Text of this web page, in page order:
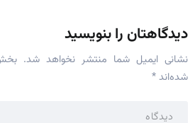
دیدگاهتان را بنویسید
نشانی ایمیل شما منتشر نخواهد شد.
شده‌اند*